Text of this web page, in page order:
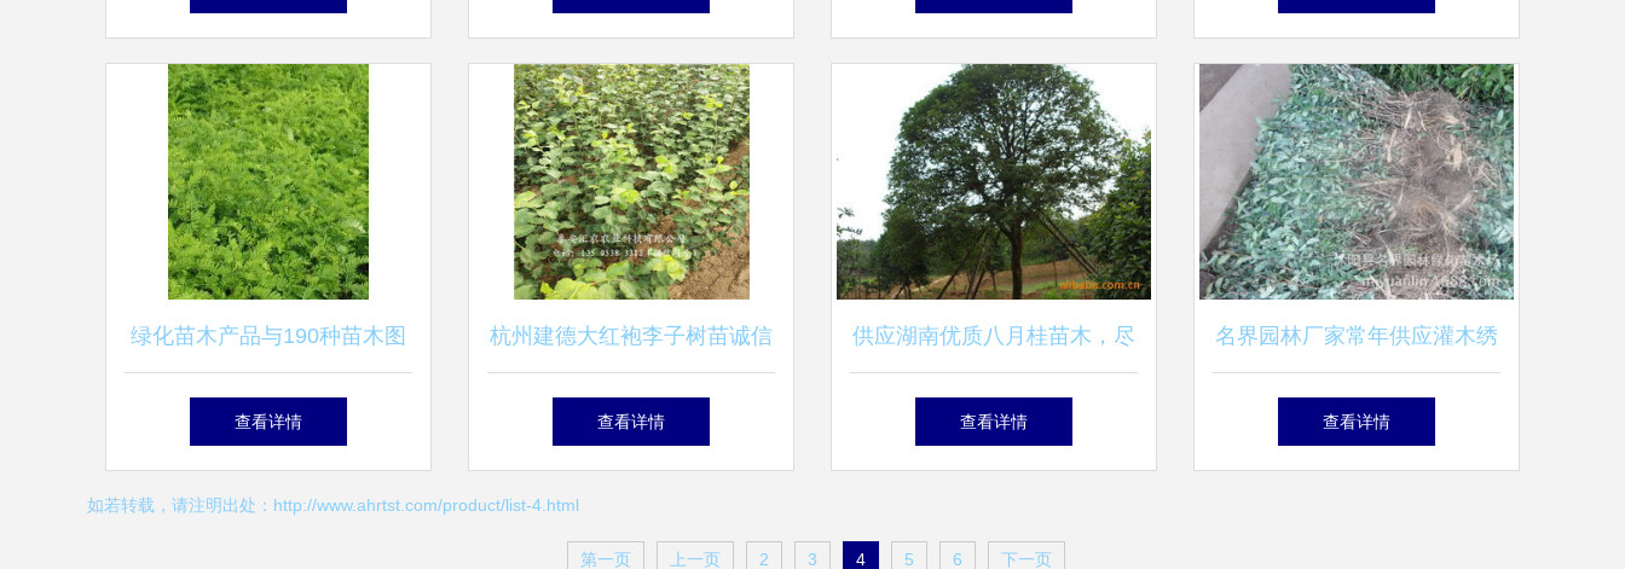
绿化苗木产品与190种苗木图
片信息介绍
查看详情
杭州建德大红袍李子树苗诚信
商家 苗木选购指南
查看详情
供应湖南优质八月桂苗木，尽
在农苗网与浏阳林子洲苗圃
查看详情
名界园林厂家常年供应灌木绣
线菊——高品质苗木，专业指
查看详情
如若转载，请注明出处：http://www.ahrtst.com/product/list-4.html
第一页 上一页 2 3 4 5 6 下一页